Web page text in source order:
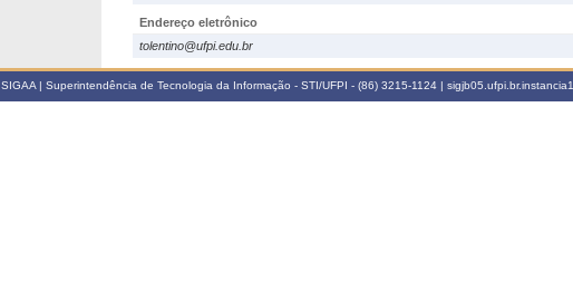
Endereço eletrônico
tolentino@ufpi.edu.br
SIGAA | Superintendência de Tecnologia da Informação - STI/UFPI - (86) 3215-1124 | sigjb05.ufpi.br.instancia1